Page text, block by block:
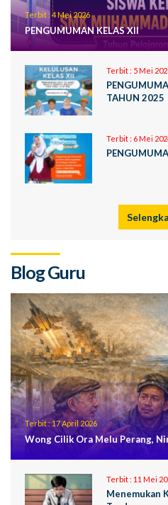
Terbit : 4 Mei 2026
PENGUMUMAN KELAS XII
Terbit : 5 Mei
TAHUN 2025
Terbit : 6 Mei
Blog Guru
Terbit :17 April 2026
Wong Cilik Ora Melu Perang,
Terbit : 11 Mei
Menemukan